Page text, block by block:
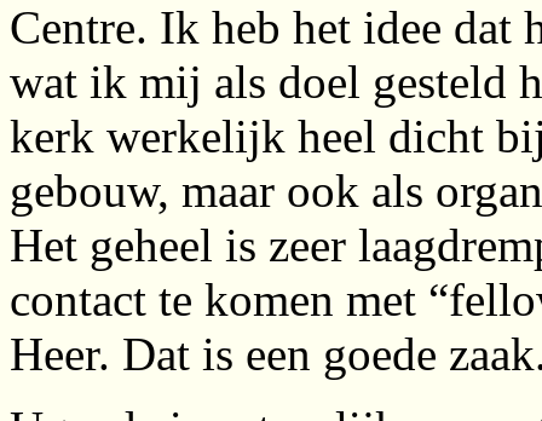
Centre. Ik heb het idee dat
wat ik mij als doel gesteld
kerk werkelijk heel dicht
gebouw, maar ook als
Het geheel is zeer
contact te komen met
Heer. Dat is een goede